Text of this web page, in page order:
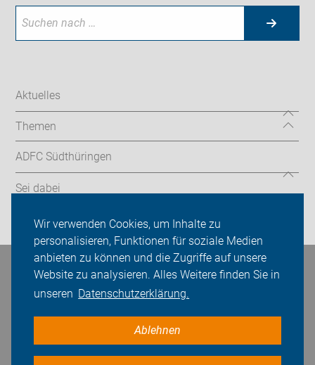
Wir verwenden Cookies, um Inhalte zu
personalisieren, Funktionen für soziale Medien
anbieten zu können und die Zugriffe auf unsere
Website zu analysieren. Alles Weitere finden Sie in
unseren Datenschutzerklärung.
Ablehnen
Aktuelles
Themen
ADFC Südthüringen
Sei dabei
Login
Bleiben Sie in Kontakt